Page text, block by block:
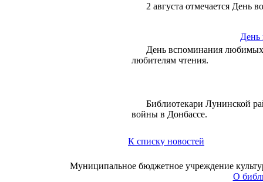
2 августа отмечается День
День
День вспоминания
любителям чтения.
Библиотекари Лунинской
войны в Донбассе.
К списку новостей
Муниципальное бюджетное учреждение
О